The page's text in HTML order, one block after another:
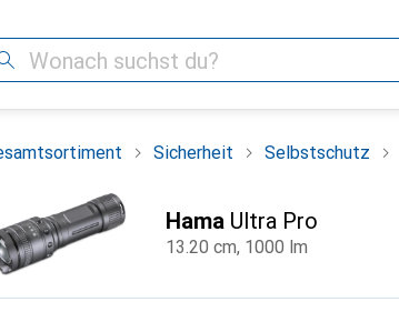
Sicherheit Selbstschutz
Hama Ultra Pro
13.20 cm, 1000 lm